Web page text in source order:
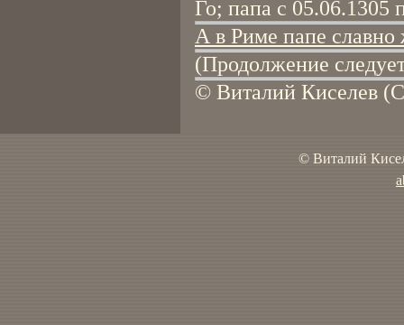
Го; папа с 05.06.1305
А в Риме папе
(Продолжение
© Виталий Киселев
© Виталий